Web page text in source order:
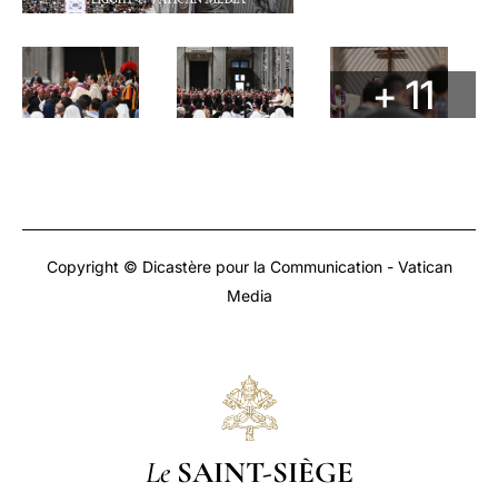
+ 11
Copyright © Dicastère pour la Communication - Vatican
Media
Le SAINT-SIÈGE